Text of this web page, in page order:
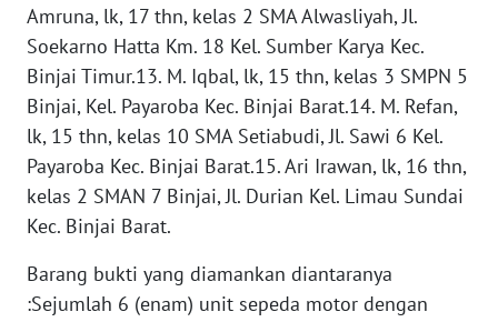
Amruna, lk, 17 thn, kelas 2 SMA Alwasliyah, Jl.
Soekarno Hatta Km. 18 Kel. Sumber Karya Kec.
Binjai Timur.13. M. Iqbal, lk, 15 thn, kelas 3 SMPN 5
Binjai, Kel. Payaroba Kec. Binjai Barat.14. M. Refan,
lk, 15 thn, kelas 10 SMA Setiabudi, Jl. Sawi 6 Kel.
Payaroba Kec. Binjai Barat.15. Ari Irawan, lk, 16 thn,
kelas 2 SMAN 7 Binjai, Jl. Durian Kel. Limau Sundai
Kec. Binjai Barat.
Barang bukti yang diamankan diantaranya
:Sejumlah 6 (enam) unit sepeda motor dengan
WN
WN
BALI
WN
KALBAR
WN
KALTENG